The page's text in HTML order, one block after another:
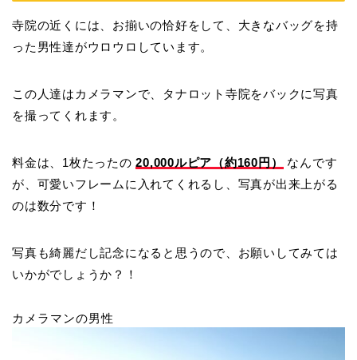
寺院の近くには、お揃いの恰好をして、大きなバッグを持
った男性達がウロウロしています。
この人達はカメラマンで、タナロット寺院をバックに写真
を撮ってくれます。
料金は、1枚たったの20,000ルピア（約160円）
なんです
が、可愛いフレームに入れてくれるし、写真が出来上がる
のは数分です！
写真も綺麗だし記念になると思うので、お願いしてみては
いかがでしょうか？！
カメラマンの男性